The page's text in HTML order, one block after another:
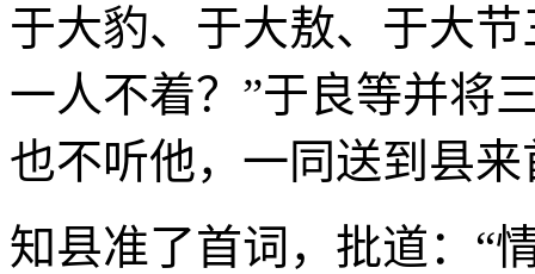
于大豹、于大敖、于大
一人不着？”于良等并将
也不听他，一同送到县来
知县准了首词，批道：“